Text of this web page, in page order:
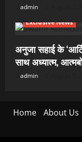
admin
Exclusive News
अनुजा सहाई के
साथ अध्यात्म,
admin
Home About Us